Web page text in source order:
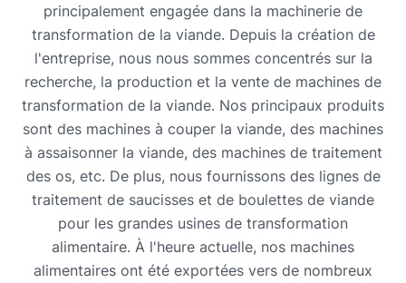
principalement engagée dans la machinerie de
transformation de la viande. Depuis la création de
l'entreprise, nous nous sommes concentrés sur la
recherche, la production et la vente de machines de
transformation de la viande. Nos principaux produits
sont des machines à couper la viande, des machines
à assaisonner la viande, des machines de traitement
des os, etc. De plus, nous fournissons des lignes de
traitement de saucisses et de boulettes de viande
pour les grandes usines de transformation
alimentaire. À l'heure actuelle, nos machines
alimentaires ont été exportées vers de nombreux